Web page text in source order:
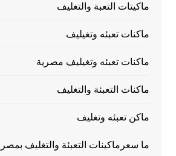
ماكيتات التعبة والتغليف
ماكنات تعبئه وتغيليف
ماكنات تعبئه وتغيليف مصرية
ماكنات التعبئة والتغليف
ماكن تعبئه وتغليف
ما سعرماكينات التعبئة والتغليف بمصر